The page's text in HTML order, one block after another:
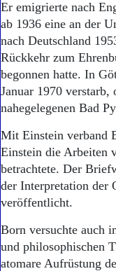
Er emigrierte nach
ab 1936 eine an der
nach Deutschland
Rückkehr zum
begonnen hatte. In
Januar 1970
nahegelegenen Bad
Mit Einstein verband
Einstein die Arbeiten
betrachtete. Der
der Interpretation der
veröffentlicht.
Born versuchte auch
und philosophischen
atomare Aufrüstung